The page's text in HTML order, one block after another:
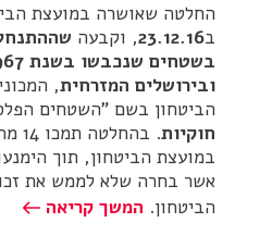
החלטה שאושרה במועצת
ב23.12.16, וקבעה
ובירושלים המזרחית,
הביטחון בשם "השטחים
חוקיות
במועצת הביטחון, תוך
אשר בחרה שלא לממש את
הביטחון. המשך קריאה